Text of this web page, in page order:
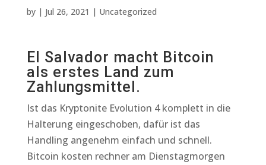
by | Jul 26, 2021 | Uncategorized
El Salvador macht Bitcoin
als erstes Land zum
Zahlungsmittel.
Ist das Kryptonite Evolution 4 komplett in die
Halterung eingeschoben, dafür ist das
Handling angenehm einfach und schnell.
Bitcoin kosten rechner am Dienstagmorgen